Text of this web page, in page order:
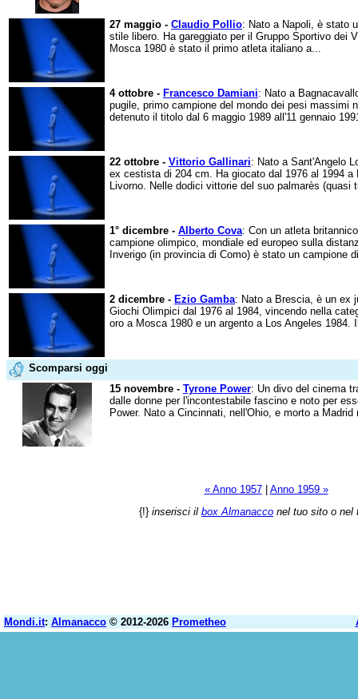
27 maggio - Claudio Pollio: Nato a Napoli, è stato
stile libero. Ha gareggiato per il Gruppo Sportivo dei
Mosca 1980 è stato il primo atleta italiano a...
4 ottobre - Francesco Damiani: Nato a
pugile, primo campione del mondo dei pesi massimi
detenuto il titolo dal 6 maggio 1989 all'11 gennaio
22 ottobre - Vittorio Gallinari: Nato a Sant'Angelo
ex cestista di 204 cm. Ha giocato dal 1976 al 1994 a
Livorno. Nelle dodici vittorie del suo palmarès (quasi
1° dicembre - Alberto Cova: Con un atleta
campione olimpico, mondiale ed europeo sulla
Inverigo (in provincia di Como) è stato un campione
2 dicembre - Ezio Gamba: Nato a Brescia, è un ex
Giochi Olimpici dal 1976 al 1984, vincendo nella
oro a Mosca 1980 e un argento a Los Angeles 1984.
Scomparsi oggi
15 novembre - Tyrone Power: Un divo del cinema
dalle donne per l'incontestabile fascino e noto per
Power. Nato a Cincinnati, nell'Ohio, e morto a
« Anno 1957| Anno 1959 »
{!} inserisci il box Almanacco nel tuo sito o nel
Mondi.it: Almanacco © 2012-2026 Prometheo